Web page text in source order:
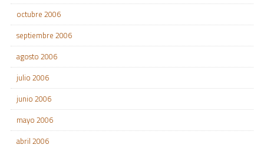
octubre 2006
septiembre 2006
agosto 2006
julio 2006
junio 2006
mayo 2006
abril 2006